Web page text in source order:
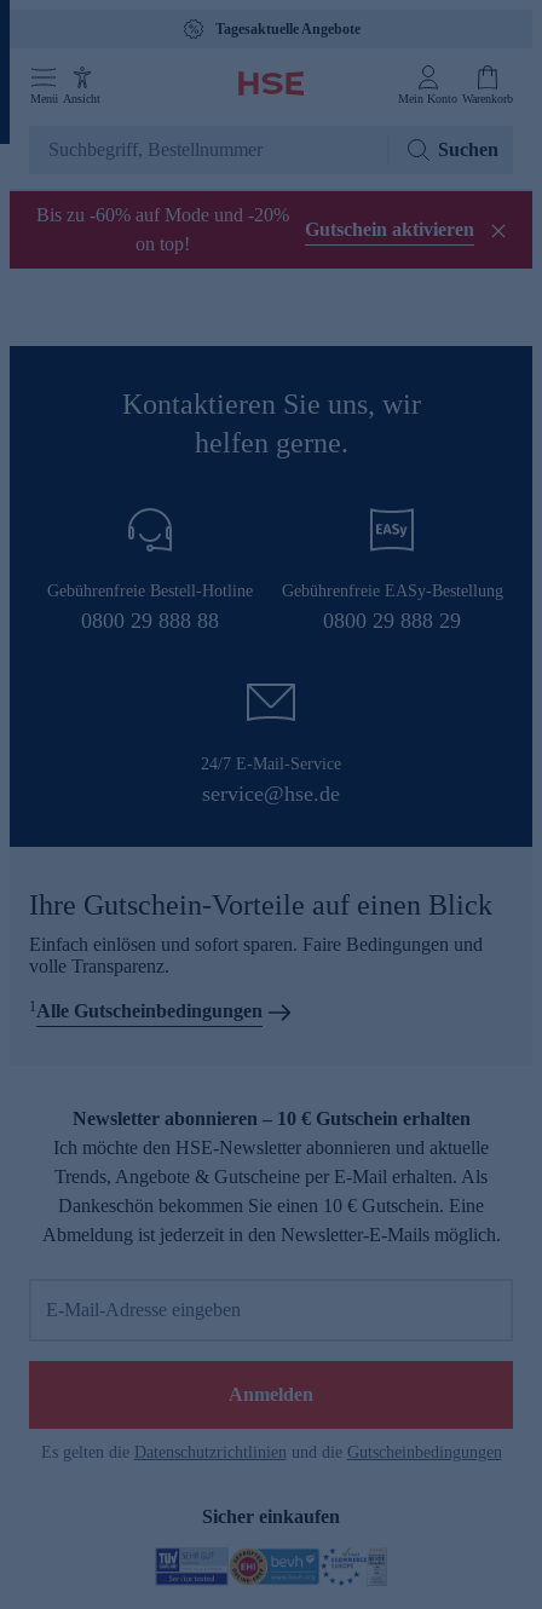
Tagesaktuelle Angebote
Menü Ansicht Mein Konto Warenkorb
Suchen
Bis zu -60% auf Mode und -20%
on top!
Gutschein aktivieren
Kontaktieren Sie uns, wir
helfen gerne.
Gebührenfreie Bestell-Hotline
0800 29 888 88
Gebührenfreie EASy-Bestellung
0800 29 888 29
24/7 E-Mail-Service
service@hse.de
Ihre Gutschein-Vorteile auf einen Blick
Einfach einlösen und sofort sparen. Faire Bedingungen und
volle Transparenz.
1Alle Gutscheinbedingungen
Newsletter abonnieren – 10 € Gutschein erhalten
Ich möchte den HSE-Newsletter abonnieren und aktuelle
Trends, Angebote & Gutscheine per E-Mail erhalten. Als
Dankeschön bekommen Sie einen 10 € Gutschein. Eine
Abmeldung ist jederzeit in den Newsletter-E-Mails möglich.
E-Mail-Adresse eingeben
Anmelden
Es gelten die Datenschutzrichtlinien und die Gutscheinbedingungen
Sicher einkaufen